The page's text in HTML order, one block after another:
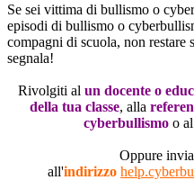
Se sei vittima di bullismo o
episodi di bullismo o
compagni di scuola, non restare
segnala!
Rivolgiti al un docente o
della tua classe, alla
cyberbullismo o al
Oppure
all'indirizzo